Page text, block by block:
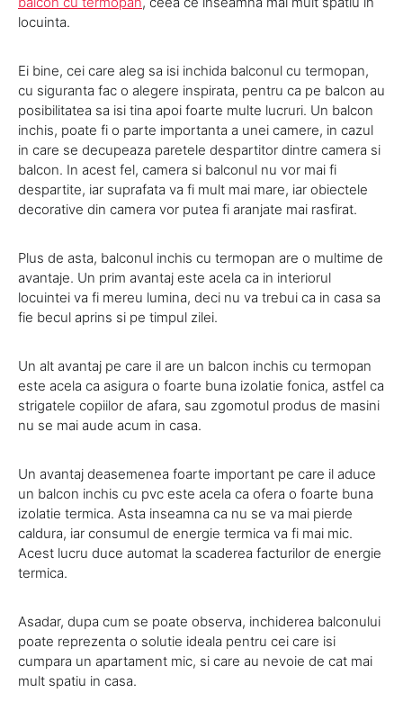
locuinta.
Ei bine, cei care aleg sa isi inchida balconul cu termopan,
cu siguranta fac o alegere inspirata, pentru ca pe balcon au
posibilitatea sa isi tina apoi foarte multe lucruri. Un balcon
inchis, poate fi o parte importanta a unei camere, in cazul
in care se decupeaza paretele despartitor dintre camera si
balcon. In acest fel, camera si balconul nu vor mai fi
despartite, iar suprafata va fi mult mai mare, iar obiectele
decorative din camera vor putea fi aranjate mai rasfirat.
Plus de asta, balconul inchis cu termopan are o multime de
avantaje. Un prim avantaj este acela ca in interiorul
locuintei va fi mereu lumina, deci nu va trebui ca in casa sa
fie becul aprins si pe timpul zilei.
Un alt avantaj pe care il are un balcon inchis cu termopan
este acela ca asigura o foarte buna izolatie fonica, astfel ca
strigatele copiilor de afara, sau zgomotul produs de masini
nu se mai aude acum in casa.
Un avantaj deasemenea foarte important pe care il aduce
un balcon inchis cu pvc este acela ca ofera o foarte buna
izolatie termica. Asta inseamna ca nu se va mai pierde
caldura, iar consumul de energie termica va fi mai mic.
Acest lucru duce automat la scaderea facturilor de energie
termica.
Asadar, dupa cum se poate observa, inchiderea balconului
poate reprezenta o solutie ideala pentru cei care isi
cumpara un apartament mic, si care au nevoie de cat mai
mult spatiu in casa.